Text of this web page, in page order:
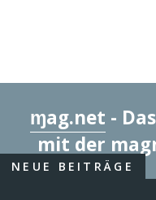
ɱag.net -
mit der
NEUE BEITRÄGE